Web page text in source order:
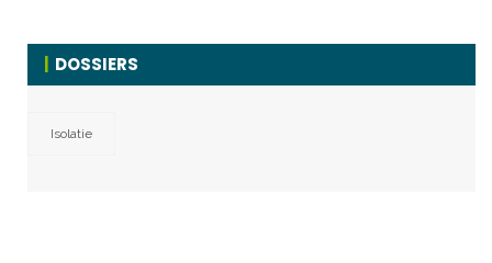
DOSSIERS
Isolatie